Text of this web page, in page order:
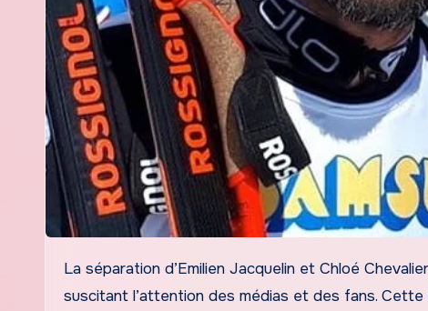
La séparation d’Emilien Jacquelin et Chloé Chevalier a récemment secoué le monde du divertissement français,
suscitant l’attention des médias et des fans. Cette